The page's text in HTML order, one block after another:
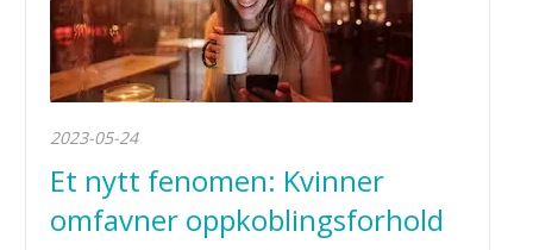
2023-05-24
Et nytt fenomen: Kvinner
omfavner oppkoblingsforhold